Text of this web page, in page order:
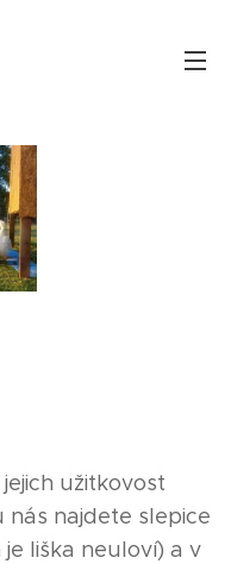
užitkovost
nás najdete slepice
liška neuloví) a v